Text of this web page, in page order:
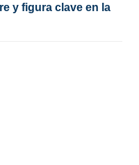
y figura clave en la